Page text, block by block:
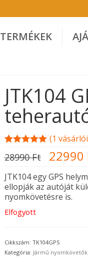
TERMÉKEK
JTK104
5.00az 5-
értékelés
alapján
(1
28990Ft price
was:
28990
22990
JTK104 egy GPS
ellopják az autóját
nyomkövetésre is.
Elfogyott
Cikkszám: TK104GPS
Kategória: Jármű nyomkövetők